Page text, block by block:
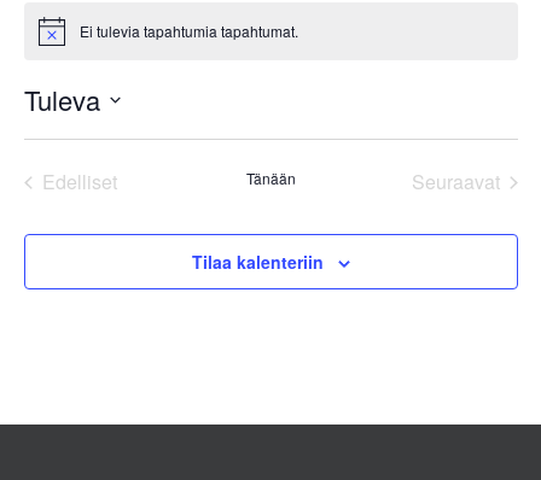
Notice Ei tulevia tapahtumia tapahtumat.
Tuleva
Edelliset
Tänään
Seuraavat
Tilaa kalenteriin